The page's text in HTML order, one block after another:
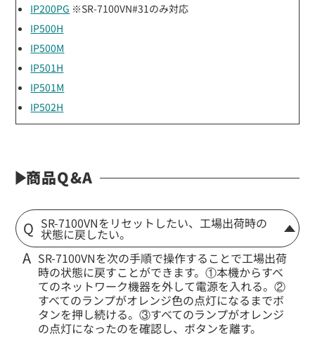
IP200PG ※SR-7100VN#31のみ対応
IP500H
IP500M
IP501H
IP501M
IP502H
商品Q&A
SR-7100VNをリセットしたい、工場出荷時の
状態に戻したい。
SR-7100VNを次の手順で操作することで工場出荷
時の状態に戻すことができます。①本機からすべ
てのネットワーク機器を外して電源を入れる。②
すべてのランプがオレンジ色の点灯になるまでボ
タンを押し続ける。③すべてのランプがオレンジ
の点灯になったのを確認し、ボタンを離す。